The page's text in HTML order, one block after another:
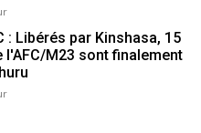
: Libérés par Kinshasa, 15
l'AFC/M23 sont finalement